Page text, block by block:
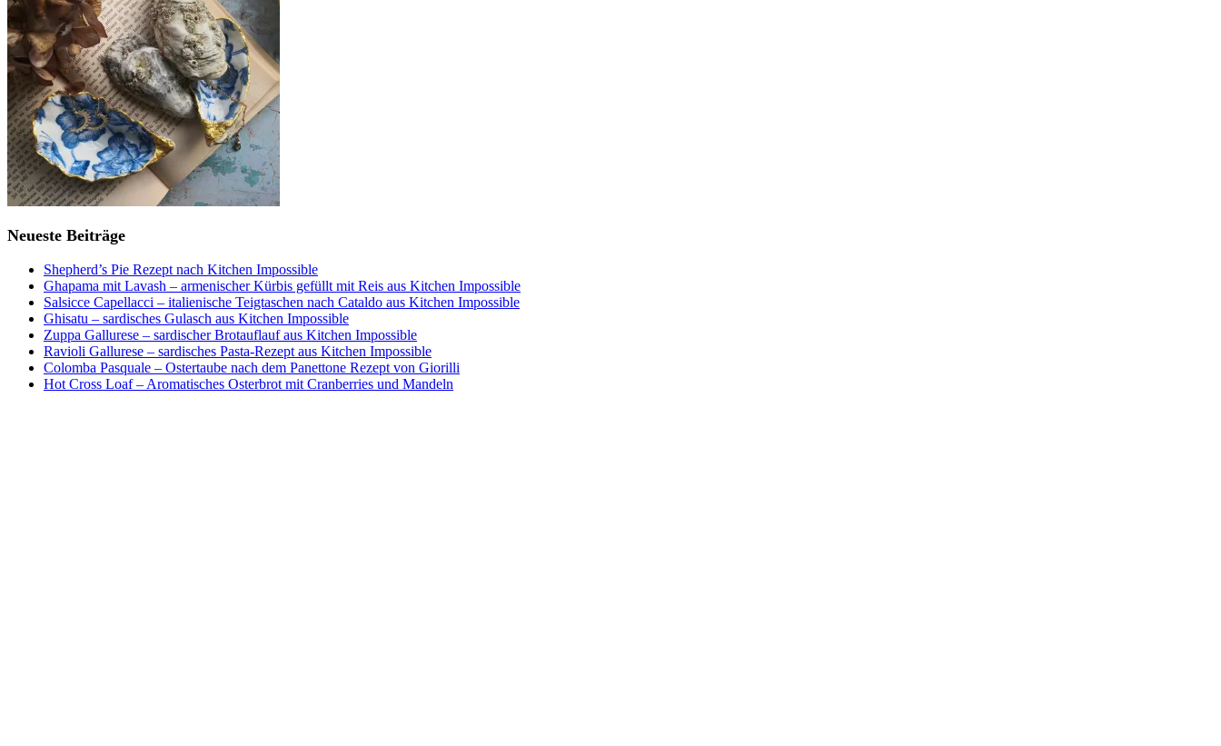
Neueste Beiträge
Shepherd’s Pie Rezept nach Kitchen Impossible
Ghapama mit Lavash – armenischer Kürbis gefüllt mit Reis aus Kitchen Impossible
Salsicce Capellacci – italienische Teigtaschen nach Cataldo aus Kitchen Impossible
Ghisatu – sardisches Gulasch aus Kitchen Impossible
Zuppa Gallurese – sardischer Brotauflauf aus Kitchen Impossible
Ravioli Gallurese – sardisches Pasta-Rezept aus Kitchen Impossible
Colomba Pasquale – Ostertaube nach dem Panettone Rezept von Giorilli
Hot Cross Loaf – Aromatisches Osterbrot mit Cranberries und Mandeln